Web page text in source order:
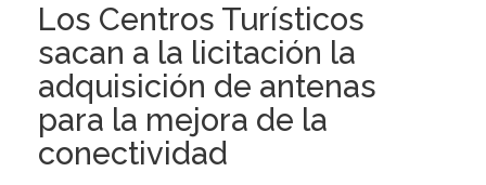
Empleo
CACT Media
Perfil del Contratante
Los Centros Turísticos
sacan a la licitación la
adquisición de antenas
para la mejora de la
conectividad